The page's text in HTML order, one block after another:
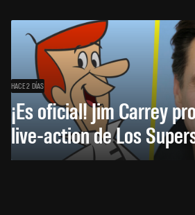
HACE 2 DÍAS
¡Es oficial! Jim Carrey
live-action de Los